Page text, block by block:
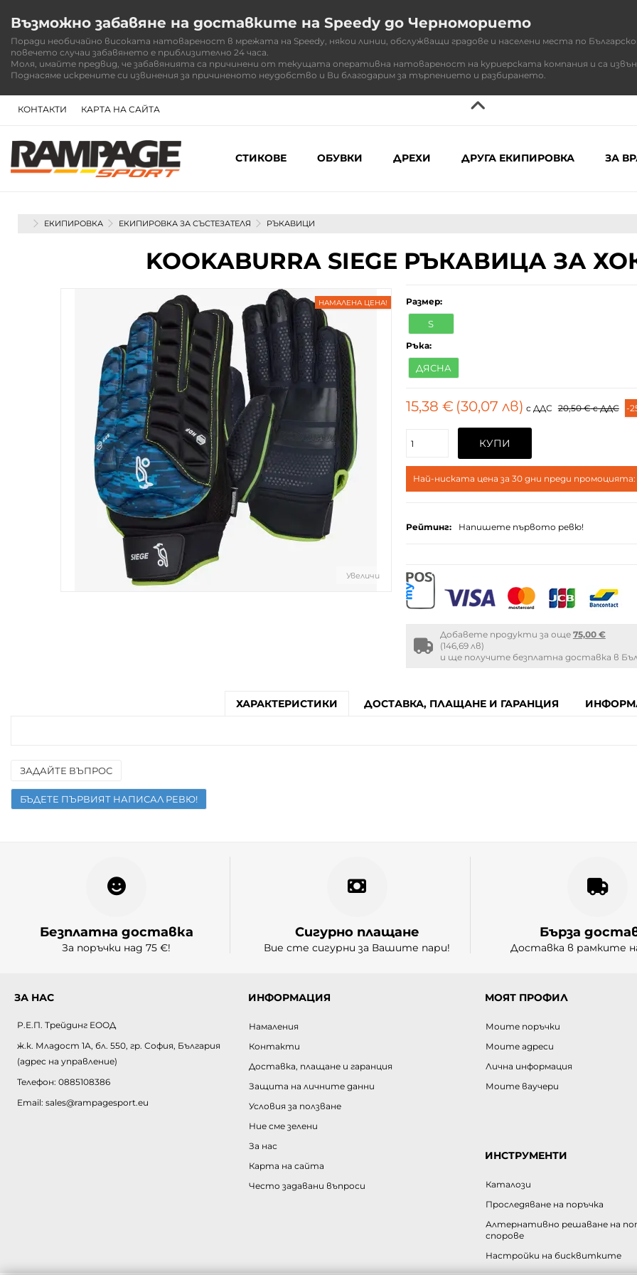
Възможно забавяне на доставките на Speedy до Черноморието
Поради необичайно високата натовареност в мрежата на Speedy, някои линии, обслужващи градове и населени места по
повечето случаи забавянето е приблизително 24 часа.
Моля, имайте предвид, че забавянията са причинени от текущата оперативна натовареност на куриерската компания и са
Поднасяме искрените си извинения за причиненото неудобство и Ви благодарим за търпението и разбирането.
КОНТАКТИ КАРТА НА САЙТА
СТИКОВЕ ОБУВКИ ДРЕХИ ДРУГА ЕКИПИРОВКА ЗА
НАЧАЛО
ЕКИПИРОВКА ЕКИПИРОВКА ЗА СЪСТЕЗАТЕЛЯ РЪКАВИЦИ
KOOKABURRA SIEGE РЪКАВИЦА ЗА
НАМАЛЕНА ЦЕНА!
Увеличи
Размер:
S
Ръка:
ДЯСНА
15,38 € (30,07 лв) с ДДС 20,50 €с ДДС -
Поръчайте КУПИ
Най-ниската цена за 30 дни преди промоцията:
Рейтинг: Напишете първото ревю!
Free
shipping
Добавете продукти за още 75,00 €
(146,69 лв)
и ще получите безплатна доставка в
ХАРАКТЕРИСТИКИ ДОСТАВКА, ПЛАЩАНЕ И ГАРАНЦИЯ
ЗАДАЙТЕ ВЪПРОС
ИмеБЪДЕТЕ ПЪРВИЯТ НАПИСАЛ РЕВЮ!
Безплатна доставка
За поръчки над 75 €!
Сигурно плащане
Вие сте сигурни за Вашите пари!
Бърза
Доставка в рамките
ЗА НАС
Р.Е.П. Трейдинг ЕООД
ж.к. Младост 1А, бл. 550, гр. София, България
(адрес на управление)
Телефон: 0885108386
Email: sales@rampagesport.eu
ИНФОРМАЦИЯ
Намаления
Контакти
Доставка, плащане и гаранция
Защита на личните данни
Условия за ползване
Ние сме зелени
За нас
Карта на сайта
Често задавани въпроси
МОЯТ ПРОФИЛ
Моите поръчки
Моите адреси
Лична информация
Моите ваучери
ИНСТРУМЕНТИ
Каталози
Проследяване на поръчка
Алтернативно решаване на
спорове
Настройки на бисквитките